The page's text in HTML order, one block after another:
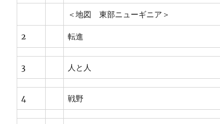
＜地図 東部ニューギニア＞
2 転進
3 人と人
4 戦野